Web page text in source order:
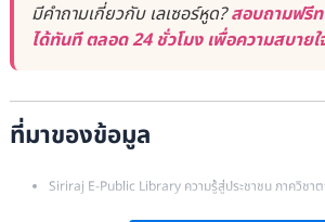
มีคำถามเกี่ยวกับ เลเซอร์หูด?สอบถามฟรี
ได้ทันที ตลอด 24 ชั่วโมง เพื่อความสบาย
ที่มาของข้อมูล
Siriraj E-Public Library ความรู้สู่ประชาชน ภาควิชา